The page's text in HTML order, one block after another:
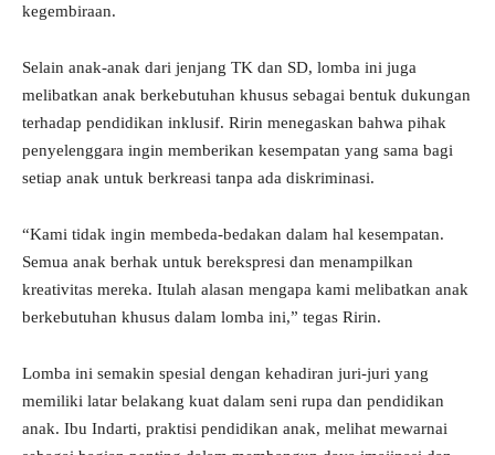
kegembiraan.
Selain anak-anak dari jenjang TK dan SD, lomba ini juga
melibatkan anak berkebutuhan khusus sebagai bentuk dukungan
terhadap pendidikan inklusif. Ririn menegaskan bahwa pihak
penyelenggara ingin memberikan kesempatan yang sama bagi
setiap anak untuk berkreasi tanpa ada diskriminasi.
“Kami tidak ingin membeda-bedakan dalam hal kesempatan.
Semua anak berhak untuk berekspresi dan menampilkan
kreativitas mereka. Itulah alasan mengapa kami melibatkan anak
berkebutuhan khusus dalam lomba ini,” tegas Ririn.
Lomba ini semakin spesial dengan kehadiran juri-juri yang
memiliki latar belakang kuat dalam seni rupa dan pendidikan
anak. Ibu Indarti, praktisi pendidikan anak, melihat mewarnai